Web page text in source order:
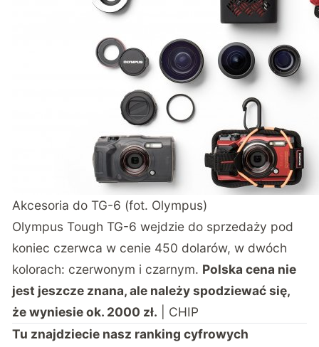
Akcesoria do TG-6 (fot. Olympus)
Olympus Tough TG-6 wejdzie do sprzedaży pod
koniec czerwca w cenie 450 dolarów, w dwóch
kolorach: czerwonym i czarnym. Polska cena nie
jest jeszcze znana, ale należy spodziewać się,
że wyniesie ok. 2000 zł. | CHIP
Tu znajdziecie nasz ranking cyfrowych